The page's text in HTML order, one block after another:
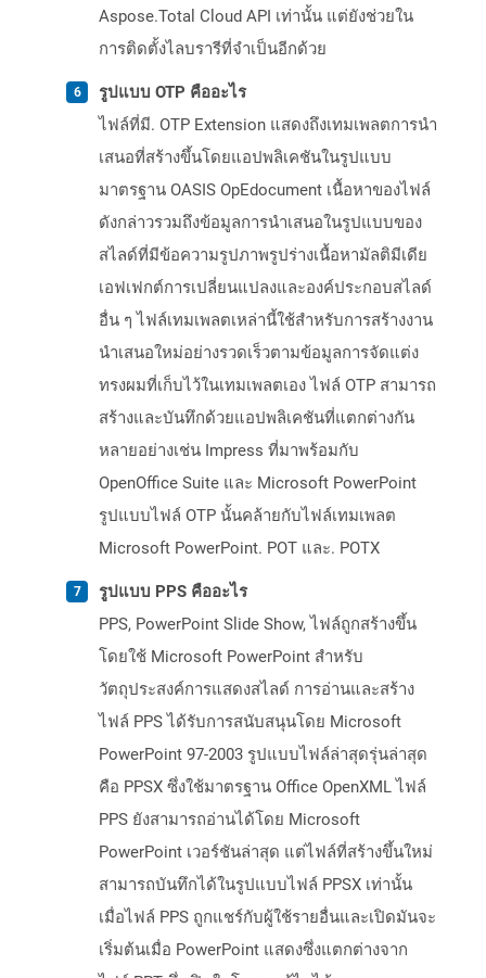
Aspose.Total Cloud API เท่านั้น แต่ยังช่วยใน
การติดตั้งไลบรารีที่จำเป็นอีกด้วย
รูปแบบ OTP คืออะไร
ไฟล์ที่มี. OTP Extension แสดงถึงเทมเพลตการนำ
เสนอที่สร้างขึ้นโดยแอปพลิเคชันในรูปแบบ
มาตรฐาน OASIS OpEdocument เนื้อหาของไฟล์
ดังกล่าวรวมถึงข้อมูลการนำเสนอในรูปแบบของ
สไลด์ที่มีข้อความรูปภาพรูปร่างเนื้อหามัลติมีเดีย
เอฟเฟกต์การเปลี่ยนแปลงและองค์ประกอบสไลด์
อื่น ๆ ไฟล์เทมเพลตเหล่านี้ใช้สำหรับการสร้างงาน
นำเสนอใหม่อย่างรวดเร็วตามข้อมูลการจัดแต่ง
ทรงผมที่เก็บไว้ในเทมเพลตเอง ไฟล์ OTP สามารถ
สร้างและบันทึกด้วยแอปพลิเคชันที่แตกต่างกัน
หลายอย่างเช่น Impress ที่มาพร้อมกับ
OpenOffice Suite และ Microsoft PowerPoint
รูปแบบไฟล์ OTP นั้นคล้ายกับไฟล์เทมเพลต
Microsoft PowerPoint. POT และ. POTX
รูปแบบ PPS คืออะไร
PPS, PowerPoint Slide Show, ไฟล์ถูกสร้างขึ้น
โดยใช้ Microsoft PowerPoint สำหรับ
วัตถุประสงค์การแสดงสไลด์ การอ่านและสร้าง
ไฟล์ PPS ได้รับการสนับสนุนโดย Microsoft
PowerPoint 97-2003 รูปแบบไฟล์ล่าสุดรุ่นล่าสุด
คือ PPSX ซึ่งใช้มาตรฐาน Office OpenXML ไฟล์
PPS ยังสามารถอ่านได้โดย Microsoft
PowerPoint เวอร์ชันล่าสุด แต่ไฟล์ที่สร้างขึ้นใหม่
สามารถบันทึกได้ในรูปแบบไฟล์ PPSX เท่านั้น
เมื่อไฟล์ PPS ถูกแชร์กับผู้ใช้รายอื่นและเปิดมันจะ
เริ่มต้นเมื่อ PowerPoint แสดงซึ่งแตกต่างจาก